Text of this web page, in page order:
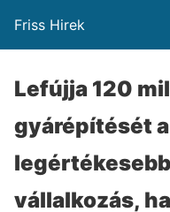
Friss Hirek
Lefújja 120
gyárépítését
vállalkozás,